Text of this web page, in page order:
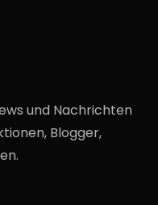
und Nachrichten
Blogger,